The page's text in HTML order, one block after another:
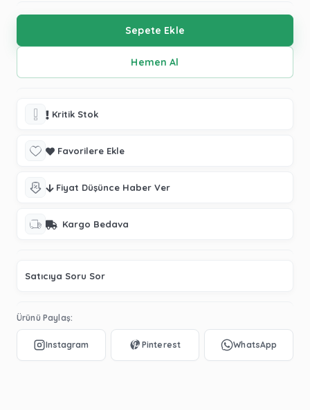
Kritik Stok
Favorilere Ekle
Fiyat Düşünce Haber Ver
Kargo Bedava
Satıcıya Soru Sor
Ürünü Paylaş: